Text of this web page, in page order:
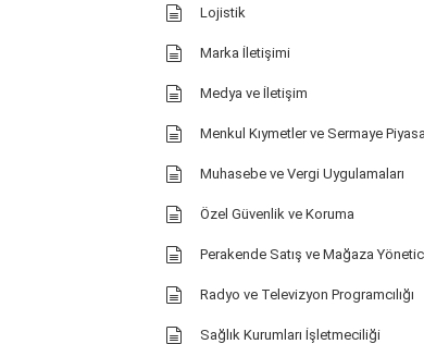
Lojistik
Marka İletişimi
Medya ve İletişim
Menkul Kıymetler ve Sermaye
Muhasebe ve Vergi Uygulamaları
Özel Güvenlik ve Koruma
Perakende Satış ve Mağaza
Radyo ve Televizyon Programcılığı
Sağlık Kurumları İşletmeciliği